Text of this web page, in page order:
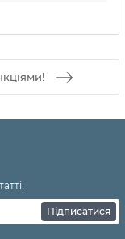
Підписатися